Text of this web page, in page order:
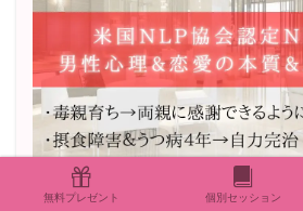
無料プレゼント 個別セッション